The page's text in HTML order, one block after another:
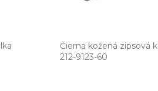
Čierna kožená zipsová
212­-9123­-60